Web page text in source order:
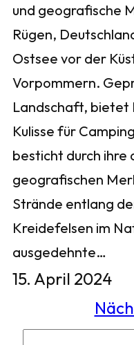
und geografische
Rügen,
Ostsee vor der
Vorpommern.
Landschaft, bietet
Kulisse für
besticht durch ihre
geografischen
Strände entlang
Kreidefelsen im
ausgedehnte…
15. April 2024